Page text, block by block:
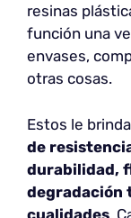
resinas
función una
envases,
otras cosas.
Estos le
de
durabilidad,
degradación
cualidades.